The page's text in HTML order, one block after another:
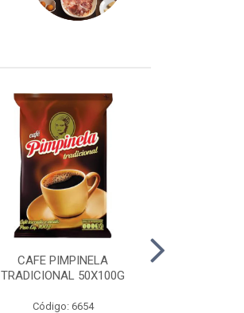
CAFE PIMPINELA
TRADICIONAL 50X100G
Código: 6654